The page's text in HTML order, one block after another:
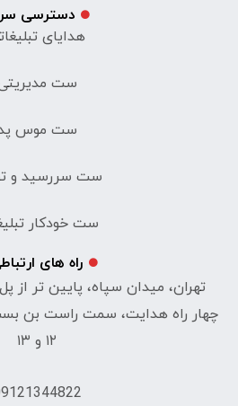
دسترسی
هدایای
ست
ست موس
ست سررسید و
ست خودکار
راه های
تهران، میدان سپاه، پایین تر از
۱۲ و ۱۳